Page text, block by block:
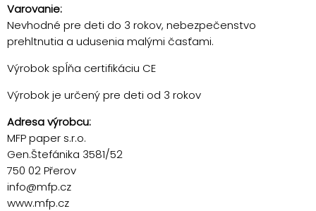
Varovanie:
Nevhodné pre deti do 3 rokov, nebezpečenstvo
prehltnutia a udusenia malými časťami.
Výrobok spĺňa certifikáciu CE
Výrobok je určený pre deti od 3 rokov
Adresa výrobcu:
MFP paper s.r.o.
Gen.Štefánika 3581/52
750 02 Přerov
info@mfp.cz
www.mfp.cz